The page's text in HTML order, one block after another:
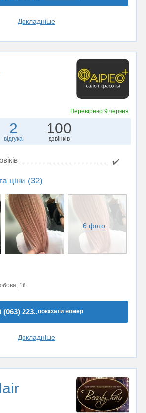
Докладніше
Перевірено 9 червня
2
відгука
100
дзвінків
✔️
ціни (32)
6 фото
18
(063) 223..показати номер
Докладніше